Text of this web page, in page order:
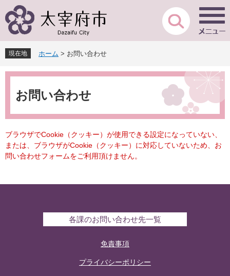
ー
先
頭
で
ニ
を
飛
ば
現在地 ホーム > お問い合わせ
本
お問い合わせ
ブラウザでCookie（クッキー）が使用できる設定になっていない、
または、ブラウザがCookie（クッキー）に対応していないため、お
問い合わせフォームをご利用頂けません。
各課のお問い合わせ先一覧
免責事項
プライバシーポリシー